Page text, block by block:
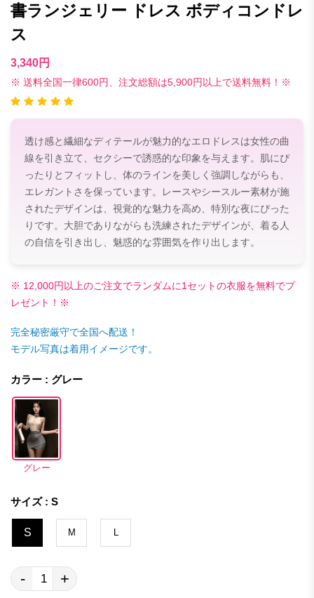
書ランジェリー ドレス ボディコンドレ
ス
3,340円
※ 送料全国一律600円、注文総額は5,900円以上で送料無料！※
透け感と繊細なディテールが魅力的なエロドレスは女性の曲
線を引き立て、セクシーで誘惑的な印象を与えます。肌にぴ
ったりとフィットし、体のラインを美しく強調しながらも、
エレガントさを保っています。レースやシースルー素材が施
されたデザインは、視覚的な魅力を高め、特別な夜にぴった
りです。大胆でありながらも洗練されたデザインが、着る人
の自信を引き出し、魅惑的な雰囲気を作り出します。
※ 12,000円以上のご注文でランダムに1セットの衣服を無料でプ
レゼント！※
完全秘密厳守で全国へ配送！
モデル写真は着用イメージです。
カラー : グレー
グレー
サイズ : S
S M L
- +